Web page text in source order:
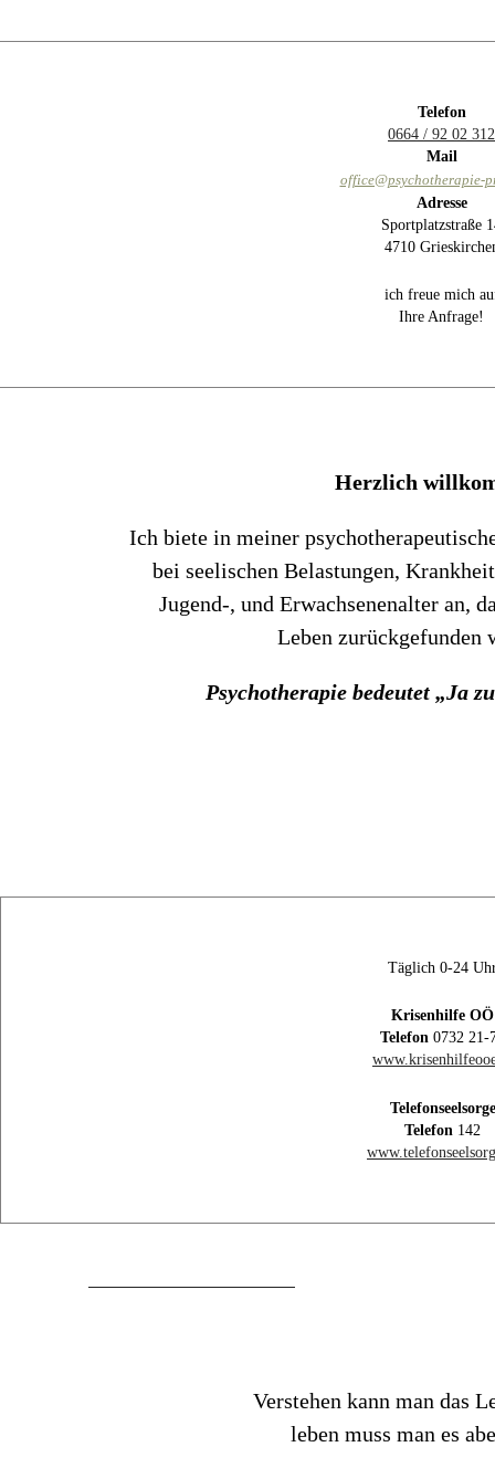
Telefon
0664 / 92 02 312
Mail
office@psychotherapie-
Adresse
Sportplatzstraße
4710
ich freue mich
Ihre Anfrage!
Herzlich
Ich biete in meiner
bei seelischen Belastungen,
Jugend-, und Erwachsenenalter an,
Leben zurückgefunden
Psychotherapie bedeutet „Ja
Täglich 0-24
Krisenhilfe OÖ
Telefon 0732 21-
Telefonseelsorge
Telefon 142
Verstehen kann man das
leben muss man es